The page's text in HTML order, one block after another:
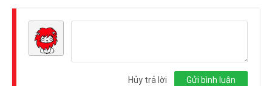
Gửi bình luận
Hủy trả lời